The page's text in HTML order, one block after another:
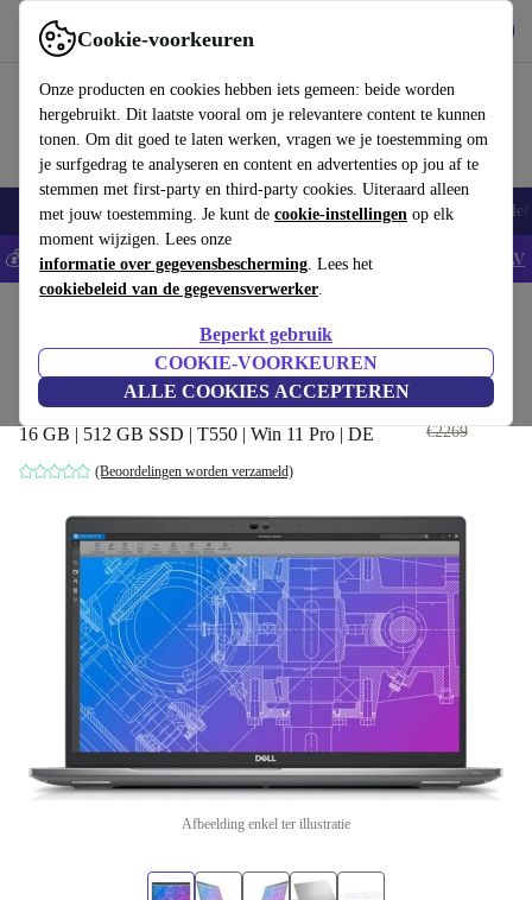
Cookie-voorkeuren
Onze producten en cookies hebben iets gemeen: beide worden
hergebruikt. Dit laatste vooral om je relevantere content te kunnen
tonen. Om dit goed te laten werken, vragen we je toestemming om
je surfgedrag te analyseren en content en advertenties op jou af te
stemmen met first-party en third-party cookies. Uiteraard alleen
met jouw toestemming. Je kunt de cookie-instellingen op elk
moment wijzigen. Lees onze
informatie over gegevensbescherming. Lees het
cookiebeleid van de gegevensverwerker.
Beperkt gebruik
COOKIE-VOORKEUREN
ALLE COOKIES ACCEPTEREN
Gebruik refurbed snel en eenvoudig
Smartphones Laptops Tablets Smartwatches Accessoires
💰Bespaar 5% EXTRA op alle iPhones - Code: IPHONEDEAL - AV
Dell Precision 3570 | i7-1265U |
15.6"
16 GB | 512 GB SSD | T550 | Win 11 Pro | DE
(Beoordelingen worden verzameld)
€931,90
€2269
Afbeelding enkel ter illustratie